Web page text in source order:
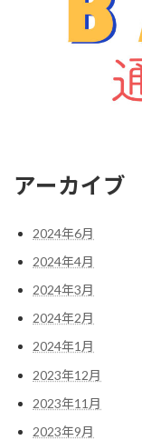
アーカイブ
2024年6月
2024年4月
2024年3月
2024年2月
2024年1月
2023年12月
2023年11月
2023年9月